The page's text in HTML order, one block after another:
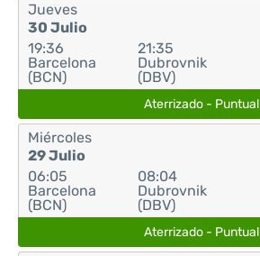
Jueves
30 Julio
19:36
Barcelona
(BCN)
21:35
Dubrovnik
(DBV)
Aterrizado - Puntual
Miércoles
29 Julio
06:05
Barcelona
(BCN)
08:04
Dubrovnik
(DBV)
Aterrizado - Puntual